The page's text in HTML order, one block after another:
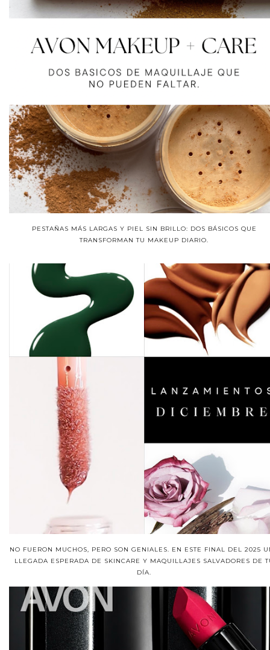
PESTAÑAS MÁS LARGAS Y PIEL SIN BRILLO: DOS BÁSICOS QUE
TRANSFORMAN TU MAKEUP DIARIO.
NO FUERON MUCHOS, PERO SON GENIALES. EN ESTE FINAL DEL 2025
LLEGADA ESPERADA DE SKINCARE Y MAQUILLAJES SALVADORES DE
DÍA.